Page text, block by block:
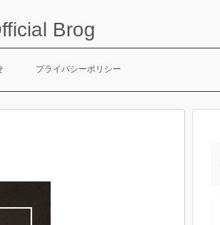
Brog
プライバシーポリシー